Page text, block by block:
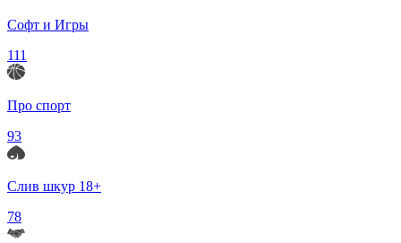
Софт и Игры
111
Про спорт
93
Слив шкур 18+
78